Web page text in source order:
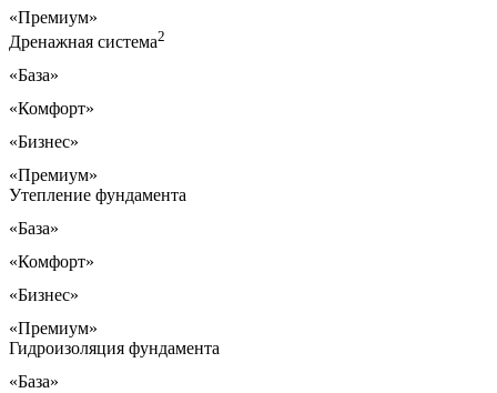
«Премиум»
Дренажная система2
«База»
«Комфорт»
«Бизнес»
«Премиум»
Утепление фундамента
«База»
«Комфорт»
«Бизнес»
«Премиум»
Гидроизоляция фундамента
«База»